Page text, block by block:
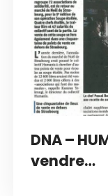
DNA –
vendre…